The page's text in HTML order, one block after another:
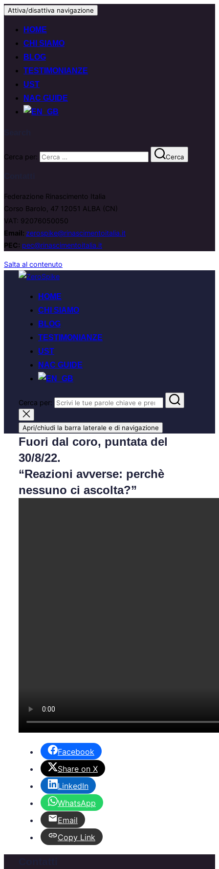
Attiva/disattiva navigazione
HOME
CHI SIAMO
BLOG
TESTIMONIANZE
UST
NAC GUIDE
Cerca per: Cerca
Federazione Rinascimento Italia
Corso Barolo, 47 12051 ALBA (CN)
VAT: 92076050050
Email: zerospike@rinascimentoitalia.it
PEC: pec@rinascimentoitalia.it
Salta al contenuto
HOME
CHI SIAMO
BLOG
TESTIMONIANZE
UST
NAC GUIDE
Cerca per:
Apri/chiudi la barra laterale e di navigazione
Fuori dal coro, puntata del
30/8/22.
“Reazioni avverse: perchè
nessuno ci ascolta?”
Facebook
Share on X
LinkedIn
WhatsApp
Email
Copy Link